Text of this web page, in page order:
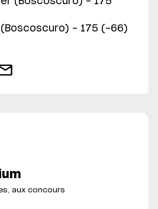
- 175 (-66)
aux concours